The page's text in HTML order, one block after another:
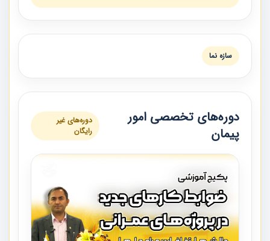
سازه نما
دوره‌های تخصصی امور
پیمان
دوره‌های غیر
رایگان